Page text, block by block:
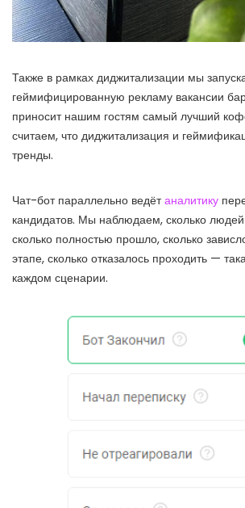
Также в рамках диджитализации мы
геймифицированную рекламу вакансии
приносит нашим гостям самый лучший
считаем, что диджитализация и
тренды.
Чат-бот параллельно ведётаналитику
кандидатов. Мы наблюдаем, сколько людей
сколько полностью прошло, сколько
этапе, сколько отказалось проходить —
каждом сценарии.